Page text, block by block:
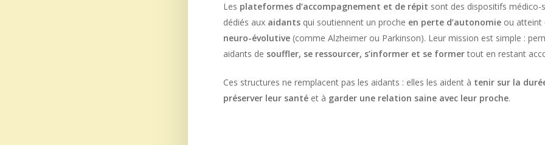
Les plateformes d’accompagnement et de répit sont des dispositifs médico-
dédiés aux aidants qui soutiennent un proche en perte d’autonomie ou atteint
neuro-évolutive (comme Alzheimer ou Parkinson). Leur mission est simple :
aidants de souffler, se ressourcer, s’informer et se formertout en restant
Ces structures ne remplacent pas les aidants : elles les aident à tenir sur la
préserver leur santé et à garder une relation saine avec leur proche.